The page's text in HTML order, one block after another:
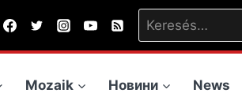
Keresés:
Mozaik Новини News